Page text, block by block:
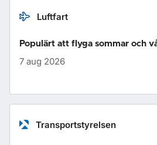
Luftfart
Populärt att flyga sommar och
7 aug 2026
Transportstyrelsen